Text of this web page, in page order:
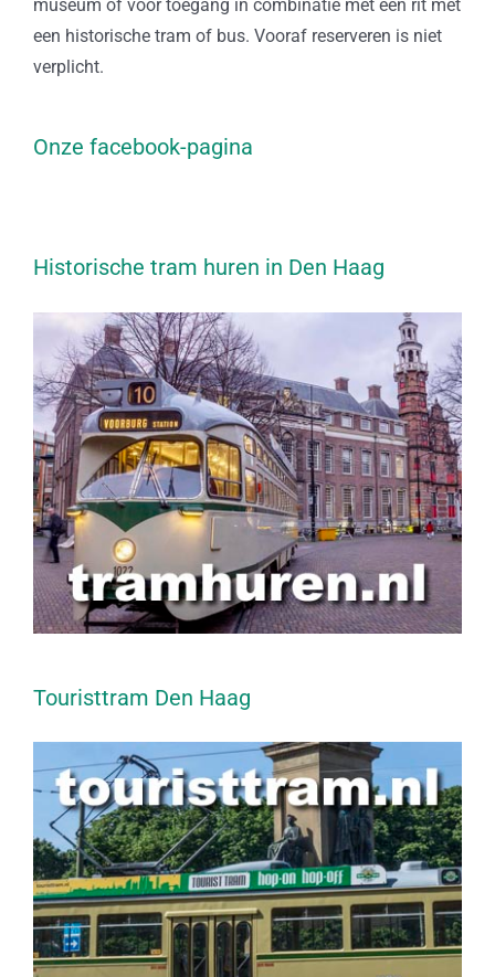
museum of voor toegang in combinatie met een rit met
een historische tram of bus. Vooraf reserveren is niet
verplicht.
Onze facebook-pagina
Historische tram huren in Den Haag
Touristtram Den Haag